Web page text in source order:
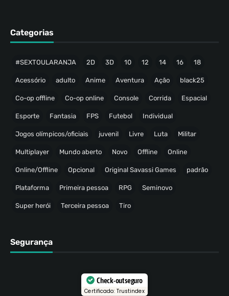
Categorias
#SEXTOULARANJA 2D 3D 10 12 14 16 18
Acessório adulto Anime Aventura Ação black25
Co-op offline Co-op online Console Corrida Espacial
Esporte Fantasia FPS Futebol Individual
Jogos olímpicos/oficiais juvenil Livre Luta Militar
Multiplayer Mundo aberto Novo Offline Online
Online/Offline Opcional Original Savassi Games padrão
Plataforma Primeira pessoa RPG Seminovo
Super herói Terceira pessoa Tiro
Segurança
Check-out seguro
Certificado: Trustindex